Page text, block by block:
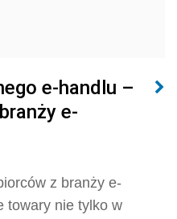
e-handlu –
e-
z branży e-
towary nie tylko w